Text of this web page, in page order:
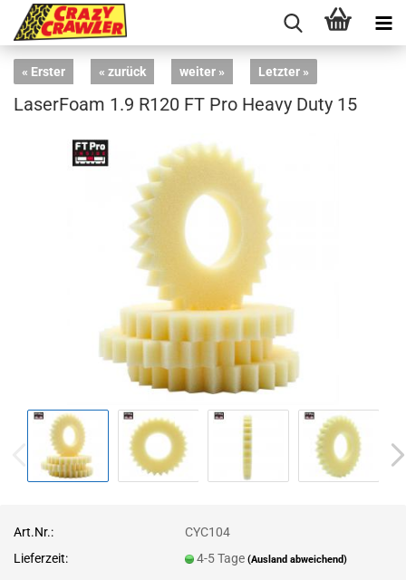
« Erster « zurück weiter » Letzter »
LaserFoam 1.9 R120 FT Pro Heavy Duty 15
Art.Nr.:
CYC104
Lieferzeit:
4-5 Tage(Ausland abweichend)